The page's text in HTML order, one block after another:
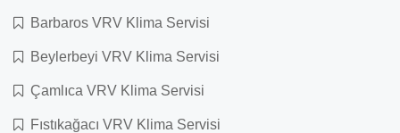
Barbaros VRV Klima Servisi
Beylerbeyi VRV Klima Servisi
Çamlıca VRV Klima Servisi
Fıstıkağacı VRV Klima Servisi